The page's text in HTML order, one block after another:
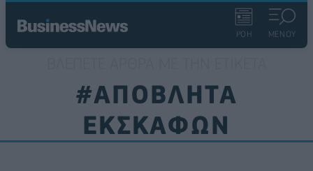
ΡΟΗ ΜΕΝΟΥ
#ΑΠΟΒΛΗΤΑ
ΕΚΣΚΑΦΩΝ